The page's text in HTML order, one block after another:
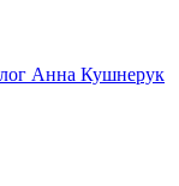
Анна Кушнерук